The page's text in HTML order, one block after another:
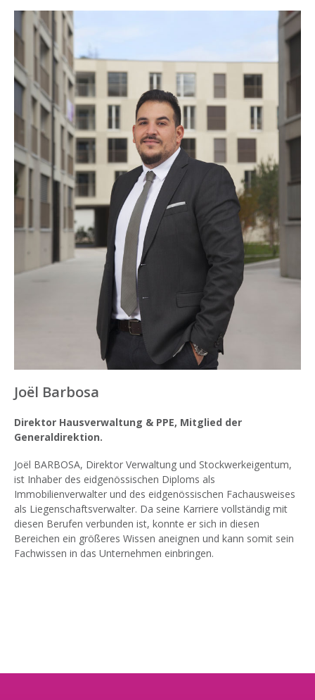
Joël Barbosa
Direktor Hausverwaltung & PPE, Mitglied der
Generaldirektion.
Joël BARBOSA, Direktor Verwaltung und Stockwerkeigentum,
ist Inhaber des eidgenössischen Diploms als
Immobilienverwalter und des eidgenössischen Fachausweises
als Liegenschaftsverwalter. Da seine Karriere vollständig mit
diesen Berufen verbunden ist, konnte er sich in diesen
Bereichen ein größeres Wissen aneignen und kann somit sein
Fachwissen in das Unternehmen einbringen.